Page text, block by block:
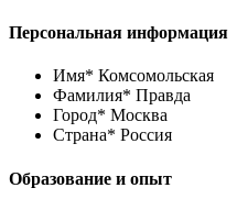
Персональная информация
Имя* Комсомольская
Фамилия* Правда
Город* Москва
Страна* Россия
Образование и опыт